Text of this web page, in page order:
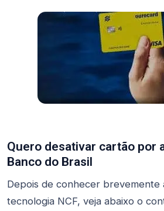
Quero desativar cartão por
Banco do Brasil
Depois de conhecer brevemente
tecnologia NCF, veja abaixo o